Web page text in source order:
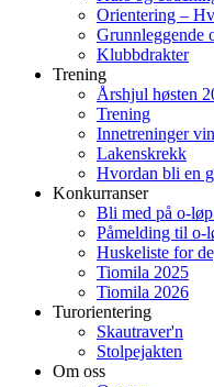
Orientering –
Grunnleggende
Klubbdrakter
Trening
Årshjul høsten
Trening
Innetreninger
Lakenskrekk
Hvordan bli en
Konkurranser
Bli med på o-
Påmelding til o-
Huskeliste for
Tiomila 2025
Tiomila 2026
Turorientering
Skautraver'n
Stolpejakten
Om oss